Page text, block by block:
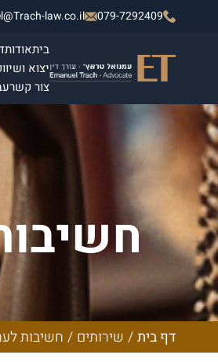
079-7292409
law.co.il
ביתאודות
יצוא
צור קשר
דף בית/ שירותים / חשיבות